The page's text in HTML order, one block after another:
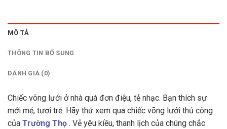
MÔ TẢ
THÔNG TIN BỔ SUNG
ĐÁNH GIÁ (0)
Chiếc võng lưới ở nhà quá đơn điệu, tẻ nhạc. Bạn thích sự
mới mẻ, tươi trẻ. Hãy thử xem qua chiếc võng lưới thủ công
của Trường Thọ . Vẻ yêu kiều, thanh lịch của chúng chắc